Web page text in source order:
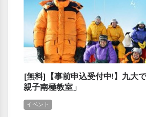
[無料]【事前申込受付中!】九大
親子南極教室」
イベント